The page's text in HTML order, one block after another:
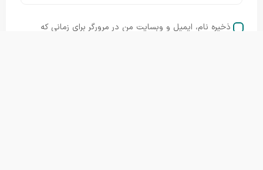
ذخیره نام، ایمیل و وبسایت من در مرورگر برای زمانی که